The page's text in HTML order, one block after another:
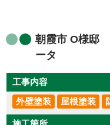
朝霞市 O様邸
ータ
工事内容
外壁塗装
屋根塗装